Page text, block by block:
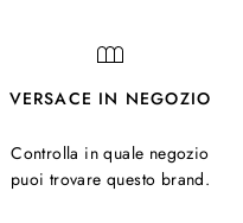
VERSACE IN NEGOZIO
Controlla in quale negozio
puoi trovare questo brand.